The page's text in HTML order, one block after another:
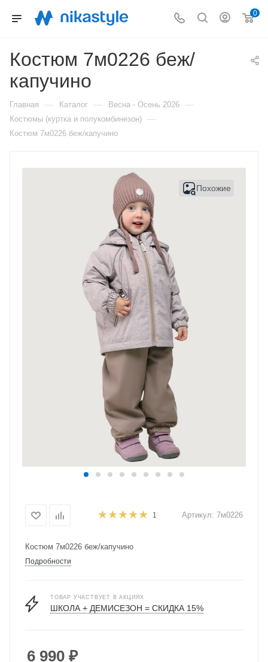
0
Костюм 7м0226 беж/
капучино
Главная — Каталог — Весна - Осень 2026 —
Костюмы (куртка и полукомбинезон) —
Костюм 7м0226 беж/капучино
Похожие
1 Артикул: 7м0226
Костюм 7м0226 беж/капучино
Подробности
ТОВАР УЧАСТВУЕТ В АКЦИЯХ
ШКОЛА + ДЕМИСЕЗОН = СКИДКА 15%
6 990 ₽